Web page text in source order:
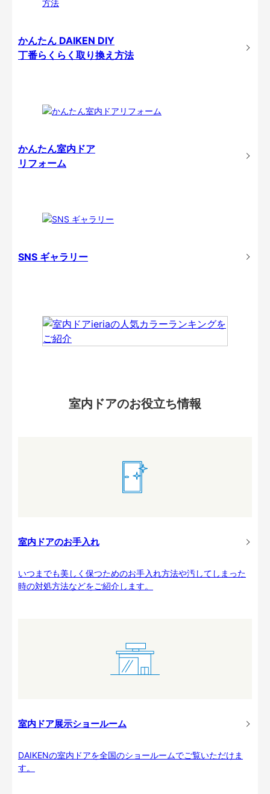
かんたん DAIKEN DIY
丁番らくらく取り換え方法
かんたん室内ドア
リフォーム
SNS ギャラリー
室内ドアのお役立ち情報
室内ドアのお手入れ
いつまでも美しく保つためのお手入れ方法や汚してしまった
時の対処方法などをご紹介します。
室内ドア展示ショールーム
DAIKENの室内ドアを全国のショールームでご覧いただけま
す。